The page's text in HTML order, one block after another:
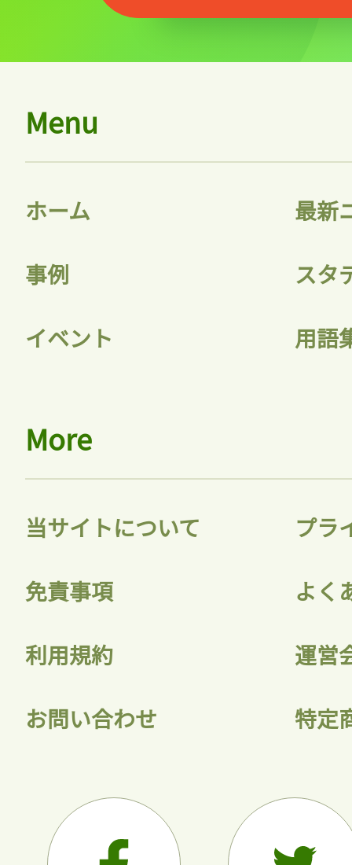
Menu
ホーム 最新
事例 スタ
イベント 用語
More
当サイトについて プラ
免責事項 よく
利用規約 運営
お問い合わせ 特定